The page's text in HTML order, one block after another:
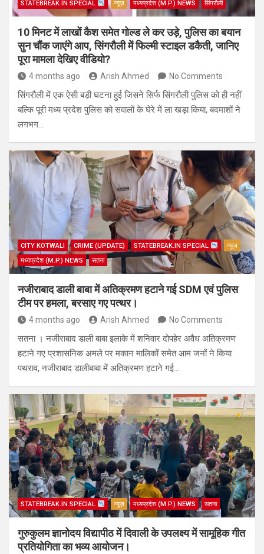
STATEBREAK.IN SPECIAL न्यूज़ मध्यप्रदेश (M.P.) NEWS सिंगरौली
10 मिनट में लाखों कैश समेत गोल्ड ले कर उड़े, पुलिस का बयान
सुन चौंक जाएंगे आप, सिंगरौली में फिल्मी स्टाइल डकैती, जानिए
पूरा मामला देखिए वीडियो?
4 months ago Arish Ahmed No Comments
सिंगरौली में एक ऐसी बड़ी घटना हुई जिसने सिर्फ सिंगरौली पुलिस को ही नहीं
बल्कि पूरी मध्य प्रदेश पुलिस को सवालों के घेरे में ला खड़ा किया, बदमाशों ने
लगभग…
CITY KOTWALI CRIME (UPDATE) STATEBREAK.IN SPECIAL
न्यूज़
मध्यप्रदेश (M.P.) NEWS
सतना
नजीराबाद डाली बाबा में अतिक्रमण हटाने गई SDM एवं पुलिस
टीम पर हमला, बरसाए गए पत्थर।
4 months ago Arish Ahmed No Comments
सतना । नजीराबाद डाली बाबा इलाके में शनिवार दोपहेर अवैध अतिक्रमण
हटाने गए प्रशासनिक अमले पर मकान मालिकों समेत आम जनों ने किया
पथराव, नजीराबाद डालीबाबा में अतिक्रमण हटाने गई…
STATEBREAK.IN SPECIAL न्यूज़ मध्यप्रदेश (M.P.) NEWS सतना
गुरुकुलम ज्ञानोदय विद्यापीठ में दिवाली के उपलक्ष्य में सामूहिक गीत
प्रतियोगिता का भव्य आयोजन।